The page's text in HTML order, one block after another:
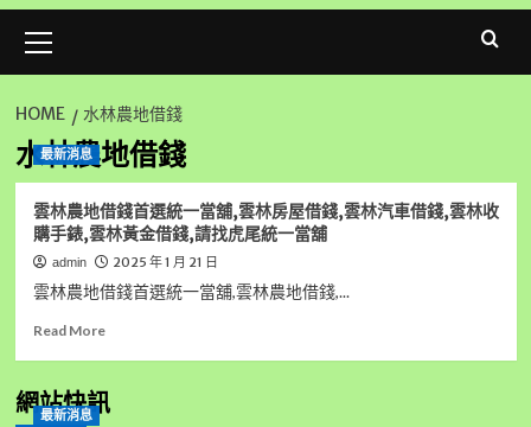
Menu
HOME 水林農地借錢
水林農地借錢
最新消息
雲林農地借錢首選統一當舖,雲林房屋借錢,雲林汽車借錢,雲林收
購手錶,雲林黃金借錢,請找虎尾統一當舖
admin 2025 年 1 月 21 日
雲林農地借錢首選統一當舖,雲林農地借錢,...
Read MoreRead
雲
林
網站快訊
最新消息